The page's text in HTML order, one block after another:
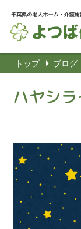
トップ ブログ
ハヤシ